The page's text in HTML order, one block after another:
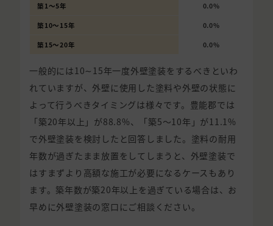
築1〜5年 0.0%
築10〜15年 0.0%
築15〜20年 0.0%
一般的には10∼15年一度外壁塗装をするべきといわ
れていますが、外壁に使用した塗料や外壁の状態に
よって行うべきタイミングは様々です。豊能郡では
「築20年以上」が88.8%、「築5〜10年」が11.1%
で外壁塗装を検討したと回答しました。塗料の耐用
年数が過ぎたまま放置をしてしまうと、外壁塗装で
はすまずより高額な施工が必要になるケースもあり
ます。築年数が築20年以上を過ぎている場合は、お
早めに外壁塗装の窓口にご相談ください。